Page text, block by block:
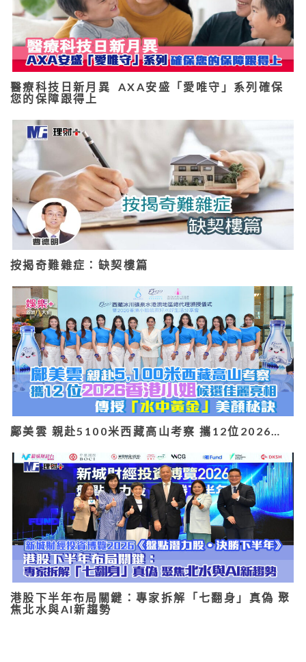
醫療科技日新月異 AXA安盛「愛唯守」系列確保
您的保障跟得上
按揭奇難雜症：缺契樓篇
鄺美雲 親赴5100米西藏高山考察 攜12位2026…
港股下半年布局關鍵：專家拆解「七翻身」真偽 聚
焦北水與AI新趨勢